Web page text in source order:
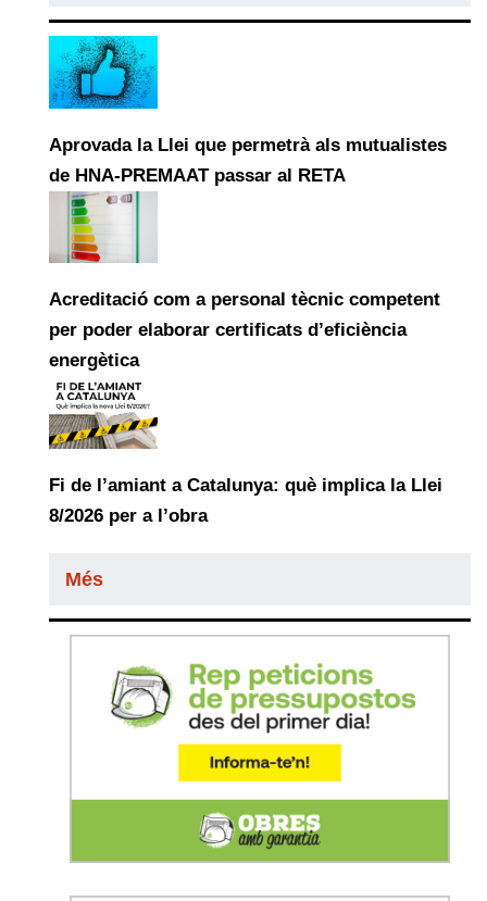
Aprovada la Llei que permetrà als mutualistes
de HNA-PREMAAT passar al RETA
Acreditació com a personal tècnic competent
per poder elaborar certificats d’eficiència
energètica
Fi de l’amiant a Catalunya: què implica la Llei
8/2026 per a l’obra
Més